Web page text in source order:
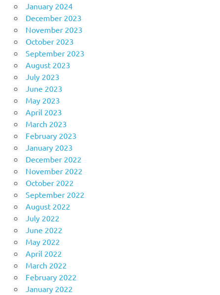
January 2024
December 2023
November 2023
October 2023
September 2023
August 2023
July 2023
June 2023
May 2023
April 2023
March 2023
February 2023
January 2023
December 2022
November 2022
October 2022
September 2022
August 2022
July 2022
June 2022
May 2022
April 2022
March 2022
February 2022
January 2022